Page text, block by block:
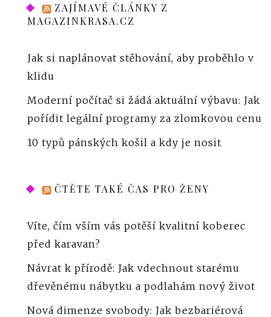
ZAJÍMAVÉ ČLÁNKY Z
MAGAZINKRASA.CZ
Jak si naplánovat stěhování, aby proběhlo v
klidu
Moderní počítač si žádá aktuální výbavu: Jak
pořídit legální programy za zlomkovou cenu
10 typů pánských košil a kdy je nosit
ČTĚTE TAKÉ ČAS PRO ŽENY
Víte, čím vším vás potěší kvalitní koberec
před karavan?
Návrat k přírodě: Jak vdechnout starému
dřevěnému nábytku a podlahám nový život
Nová dimenze svobody: Jak bezbariérová